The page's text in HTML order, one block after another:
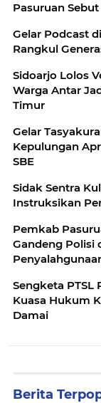
Pasuruan
Gelar Podcast
Rangkul
Sidoarjo Lolos
Warga Antar
Timur
Gelar
Kepulungan
SBE
Sidak Sentra
Instruksikan
Pemkab
Gandeng Polisi
Sengketa PTSL
Kuasa Hukum
Damai
Berita